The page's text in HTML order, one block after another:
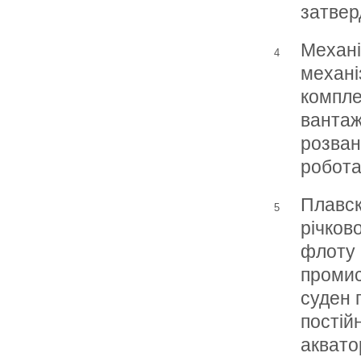
4
5
флоту
суден